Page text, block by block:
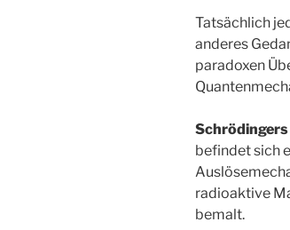
Tatsächlich
anderes
paradoxen
befindet sich
radioaktive
bemalt.